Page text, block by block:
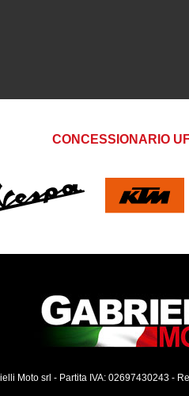
CONCESSIONARIO
Moto srl - Partita IVA: 02697430243 -